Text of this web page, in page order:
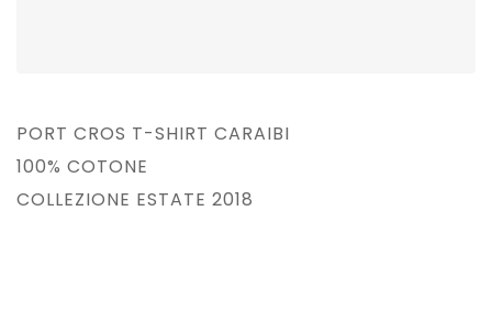
PORT CROS T-SHIRT CARAIBI
100% COTONE
COLLEZIONE ESTATE 2018